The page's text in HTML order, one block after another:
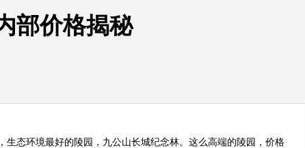
部价格揭秘
态环境最好的陵园，九公山长城纪念林。这么高端的陵园，价格